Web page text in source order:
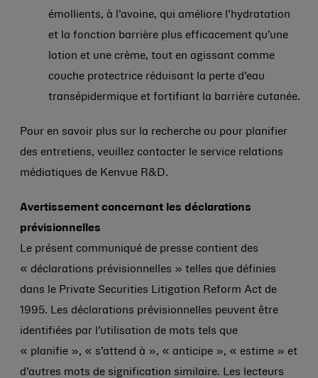
émollients, à l’avoine, qui améliore l’hydratation
et la fonction barrière plus efficacement qu’une
lotion et une crème, tout en agissant comme
couche protectrice réduisant la perte d’eau
transépidermique et fortifiant la barrière cutanée.
Pour en savoir plus sur la recherche ou pour planifier
des entretiens, veuillez contacter le service relations
médiatiques de Kenvue R&D.
Avertissement concernant les déclarations
prévisionnelles
Le présent communiqué de presse contient des
« déclarations prévisionnelles » telles que définies
dans le Private Securities Litigation Reform Act de
1995. Les déclarations prévisionnelles peuvent être
identifiées par l’utilisation de mots tels que
« planifie », « s’attend à », « anticipe », « estime » et
d’autres mots de signification similaire. Les lecteurs